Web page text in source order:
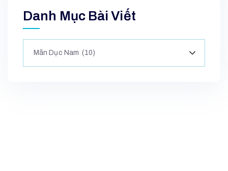
Danh Mục Bài Viết
Mãn Dục Nam (10)